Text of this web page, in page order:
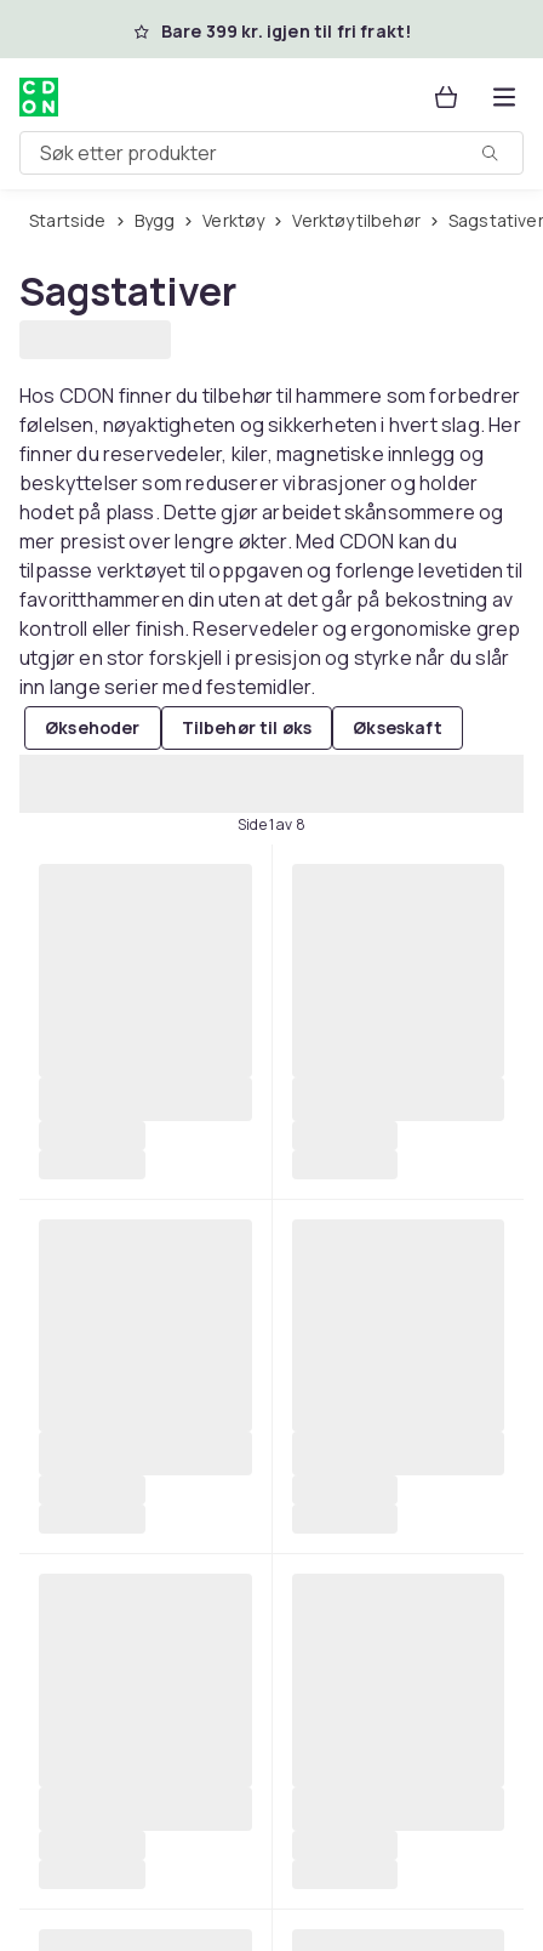
Hopp til hovedinnholdBare 399 kr. igjen til fri frakt!
Søk etter produkter
Startside Bygg Verktøy Verktøytilbehør Sagstativer
Sagstativer
Hos CDON finner du tilbehør til hammere som forbedrer
følelsen, nøyaktigheten og sikkerheten i hvert slag. Her
finner du reservedeler, kiler, magnetiske innlegg og
beskyttelser som reduserer vibrasjoner og holder
hodet på plass. Dette gjør arbeidet skånsommere og
mer presist over lengre økter. Med CDON kan du
tilpasse verktøyet til oppgaven og forlenge levetiden til
favoritthammeren din uten at det går på bekostning av
kontroll eller finish. Reservedeler og ergonomiske grep
utgjør en stor forskjell i presisjon og styrke når du slår
inn lange serier med festemidler.
Øksehoder Tilbehør til øks Økseskaft
Side 1 av 8